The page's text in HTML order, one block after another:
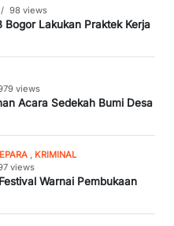
/ 98 views
Bogor Lakukan Praktek Kerja
views
Acara Sedekah Bumi Desa
KRIMINAL
views
Warnai Pembukaan